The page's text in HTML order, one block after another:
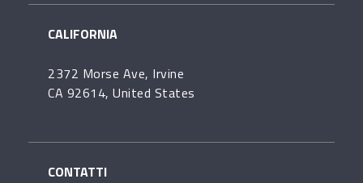
CALIFORNIA
2372 Morse Ave, Irvine
CA 92614, United States
CONTATTI